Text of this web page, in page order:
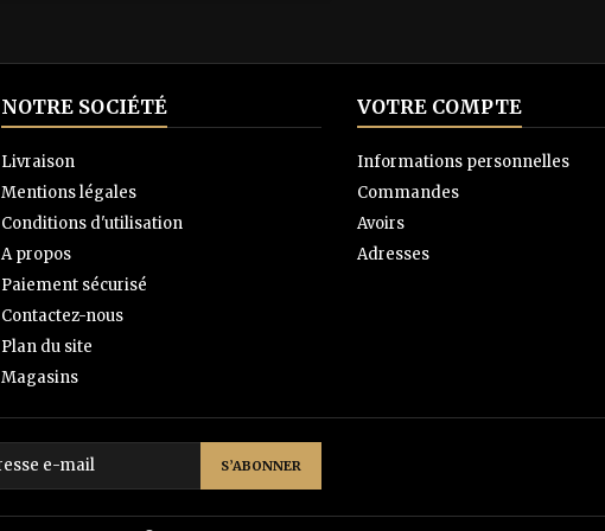
NOTRE SOCIÉTÉ
Livraison
Mentions légales
Conditions d'utilisation
A propos
Paiement sécurisé
Contactez-nous
Plan du site
Magasins
VOTRE COMPTE
Informations personnelles
Commandes
Avoirs
Adresses